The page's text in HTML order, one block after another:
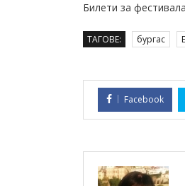
Билети за
ТАГОВЕ: бургас
Facebook